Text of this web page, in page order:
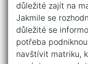
důležité zajít na
Jakmile se
důležité se
potřeba
navštívit matriku,